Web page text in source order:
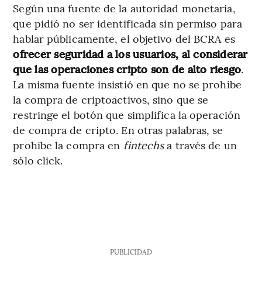
Según una fuente de la autoridad monetaria,
que pidió no ser identificada sin permiso para
hablar públicamente, el objetivo del BCRA es
ofrecer seguridad a los usuarios, al considerar
que las operaciones cripto son de alto riesgo.
La misma fuente insistió en que no se prohíbe
la compra de criptoactivos, sino que se
restringe el botón que simplifica la operación
de compra de cripto. En otras palabras, se
prohibe la compra en fintechsa través de un
sólo click.
PUBLICIDAD